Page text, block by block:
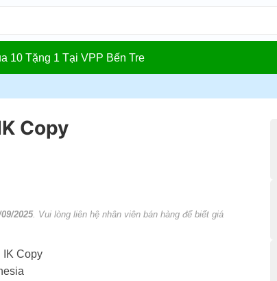
10 Tặng 1 Tại VPP Bến Tre
Copy
2025. Vui lòng liên hệ nhân viên bán hàng để biết giá
IK Copy